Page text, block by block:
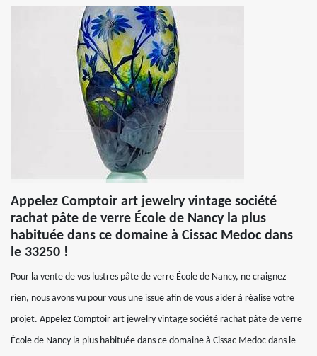
Appelez Comptoir art jewelry vintage société
rachat pâte de verre École de Nancy la plus
habituée dans ce domaine à Cissac Medoc dans
le 33250 !
Pour la vente de vos lustres pâte de verre École de Nancy, ne craignez
rien, nous avons vu pour vous une issue afin de vous aider à réalise votre
projet. Appelez Comptoir art jewelry vintage société rachat pâte de verre
École de Nancy la plus habituée dans ce domaine à Cissac Medoc dans le